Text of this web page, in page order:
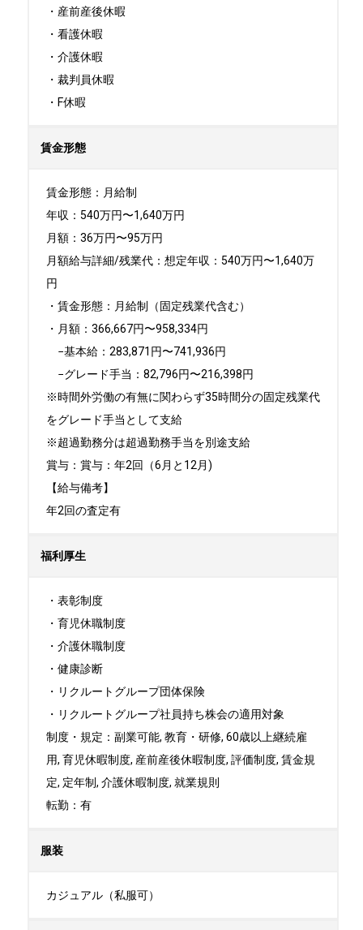
・産前産後休暇
・看護休暇
・介護休暇
・裁判員休暇
・F休暇
賃金形態
賃金形態：月給制
年収：540万円〜1,640万円
月額：36万円〜95万円
月額給与詳細/残業代：想定年収：540万円〜1,640万
円
・賃金形態：月給制（固定残業代含む）
・月額：366,667円〜958,334円
−基本給：283,871円〜741,936円
−グレード手当：82,796円〜216,398円
※時間外労働の有無に関わらず35時間分の固定残業代
をグレード手当として支給
※超過勤務分は超過勤務手当を別途支給
賞与：賞与：年2回（6月と12月)
【給与備考】
年2回の査定有
福利厚生
・表彰制度
・育児休職制度
・介護休職制度
・健康診断
・リクルートグループ団体保険
・リクルートグループ社員持ち株会の適用対象
制度・規定：副業可能, 教育・研修, 60歳以上継続雇
用, 育児休暇制度, 産前産後休暇制度, 評価制度, 賃金規
定, 定年制, 介護休暇制度, 就業規則
転勤：有
服装
カジュアル（私服可）